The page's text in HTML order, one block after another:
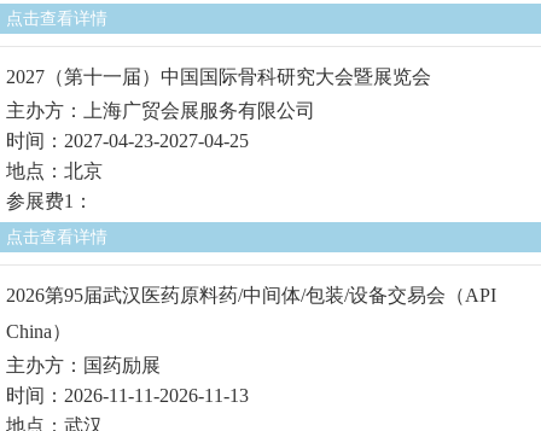
点击查看详情
2027（第十一届）中国国际骨科研究大会暨展览会
主办方：上海广贸会展服务有限公司
时间：2027-04-23-2027-04-25
地点：北京
参展费1：
点击查看详情
2026第95届武汉医药原料药/中间体/包装/设备交易会（API
China）
主办方：国药励展
时间：2026-11-11-2026-11-13
地点：武汉